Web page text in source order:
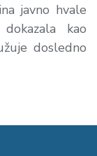
javno hvale
kao
dosledno